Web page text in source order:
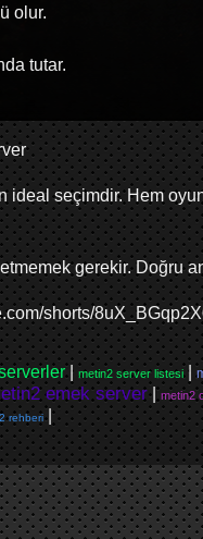
olur.
tutar.
ideal seçimdir. Hem
gerekir. Doğru
shorts/
| metin2 server listesi|
emek server|metin2
rehberi|